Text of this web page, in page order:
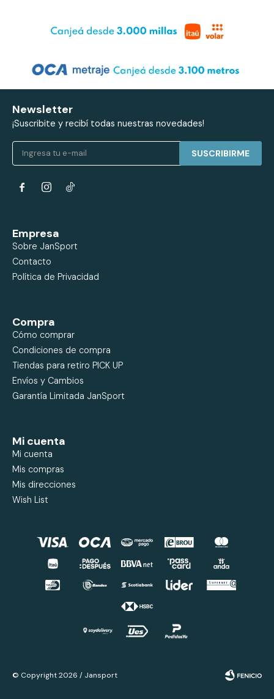
Newsletter
¡Suscribite y recibí todas nuestras novedades!
SUSCRIBIRME
 
Empresa
Sobre JanSport
Contacto
Política de Privacidad
Compra
Cómo comprar
Condiciones de compra
Tiendas para retiro PICK UP
Envíos y Cambios
Garantía Limitada JanSport
Mi cuenta
Mi cuenta
Mis compras
Mis direcciones
Wish List
© Copyright 2026 / Jansport